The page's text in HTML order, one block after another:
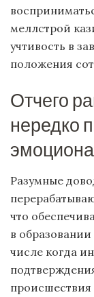
меллстрой
учтивость в
положения
Отчего
нередко
Разумные
что
в
числе когда
происшествия